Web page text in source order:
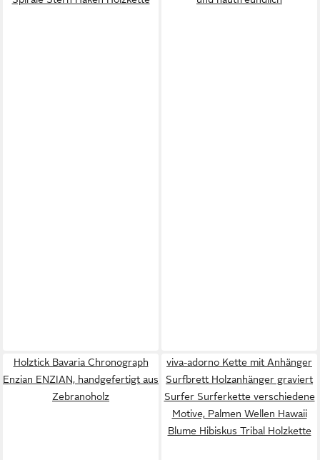
Holztick Bavaria Chronograph
Enzian ENZIAN, handgefertigt aus
Zebranoholz
viva-adorno Kette mit Anhänger
Surfbrett Holzanhänger graviert
Surfer Surferkette verschiedene
Motive, Palmen Wellen Hawaii
Blume Hibiskus Tribal Holzkette